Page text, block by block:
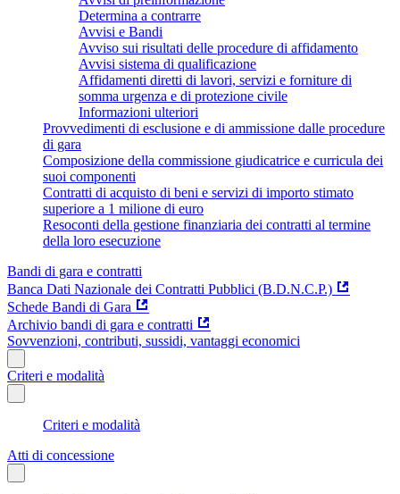
Determina a contrarre
Avvisi e Bandi
Avviso sui risultati delle procedure di affidamento
Avvisi sistema di qualificazione
Affidamenti diretti di lavori, servizi e forniture di
somma urgenza e di protezione civile
Informazioni ulteriori
Provvedimenti di esclusione e di ammissione dalle procedure
di gara
Composizione della commissione giudicatrice e curricula dei
suoi componenti
Contratti di acquisto di beni e servizi di importo stimato
superiore a 1 milione di euro
Resoconti della gestione finanziaria dei contratti al termine
della loro esecuzione
Bandi di gara e contratti
Banca Dati Nazionale dei Contratti Pubblici (B.D.N.C.P.)
Schede Bandi di Gara
Archivio bandi di gara e contratti
Sovvenzioni, contributi, sussidi, vantaggi economici
Criteri e modalità
Criteri e modalità
Atti di concessione